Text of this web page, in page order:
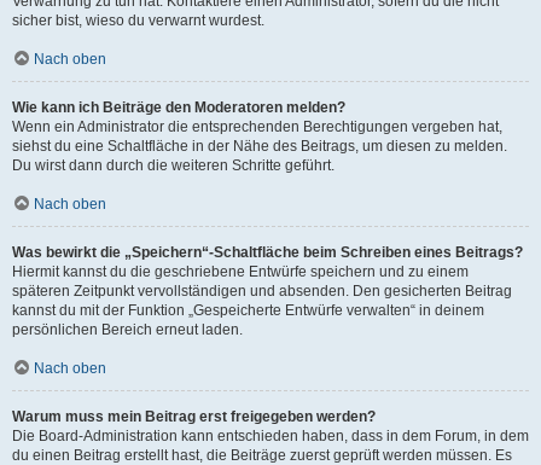
sicher bist, wieso du verwarnt wurdest.
Nach oben
Wie kann ich Beiträge den Moderatoren melden?
Wenn ein Administrator die entsprechenden Berechtigungen vergeben hat,
siehst du eine Schaltfläche in der Nähe des Beitrags, um diesen zu melden.
Du wirst dann durch die weiteren Schritte geführt.
Nach oben
Was bewirkt die „Speichern“-Schaltfläche beim Schreiben eines Beitrags?
Hiermit kannst du die geschriebene Entwürfe speichern und zu einem
späteren Zeitpunkt vervollständigen und absenden. Den gesicherten Beitrag
kannst du mit der Funktion „Gespeicherte Entwürfe verwalten“ in deinem
persönlichen Bereich erneut laden.
Nach oben
Warum muss mein Beitrag erst freigegeben werden?
Die Board-Administration kann entschieden haben, dass in dem Forum, in dem
du einen Beitrag erstellt hast, die Beiträge zuerst geprüft werden müssen. Es